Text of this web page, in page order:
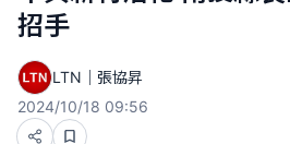
招手
LTN｜張協昇
2024/10/18 09:56